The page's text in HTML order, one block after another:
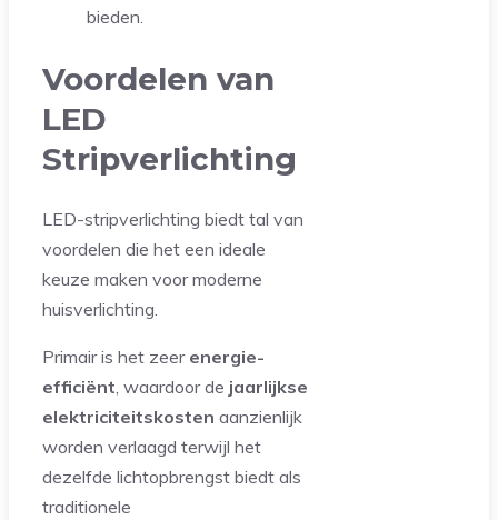
bieden.
Voordelen van
LED
Stripverlichting
LED-stripverlichting biedt tal van
voordelen die het een ideale
keuze maken voor moderne
huisverlichting.
Primair is het zeer energie-
efficiënt , waardoor de jaarlijkse
elektriciteitskosten aanzienlijk
worden verlaagd terwijl het
dezelfde lichtopbrengst biedt als
traditionele